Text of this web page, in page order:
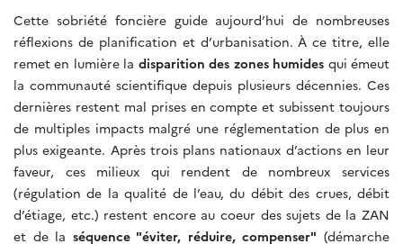
Cette sobriété foncière guide aujourd’hui de nombreuses
réflexions de planification et d’urbanisation. À ce titre, elle
remet en lumière la disparition des zones humides qui émeut
la communauté scientifique depuis plusieurs décennies. Ces
dernières restent mal prises en compte et subissent toujours
de multiples impacts malgré une réglementation de plus en
plus exigeante. Après trois plans nationaux d’actions en leur
faveur, ces milieux qui rendent de nombreux services
(régulation de la qualité de l’eau, du débit des crues, débit
d’étiage, etc.) restent encore au coeur des sujets de la ZAN
et de la séquence "éviter, réduire, compenser" (démarche